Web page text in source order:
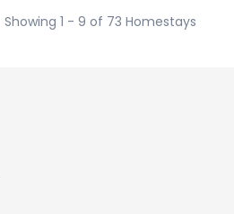
Showing 1 - 9 of 73 Homestays